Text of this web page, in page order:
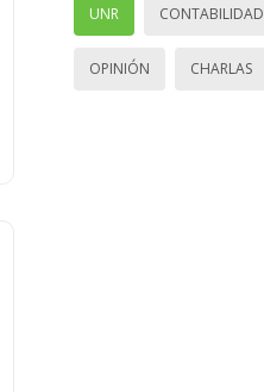
UNR CONTABILIDAD
OPINIÓN CHARLAS